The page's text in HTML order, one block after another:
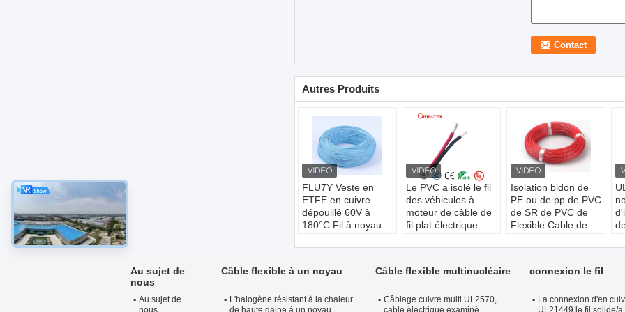
Autres Produits
FLU7Y Veste en
ETFE en cuivre
dépouillé 60V à
180°C Fil à noyau
6722
épaisseur
mm
Le PVC a isolé le fil
des véhicules à
moteur de câble de
fil plat électrique
Conducteur Type:
Isolation:PVC
DÉTERMINÉ
Isolation bidon de
PE ou de pp de PVC
de SR de PVC de
Flexible Cable de
Conducteur:cuivre
nu
UL758&UL1581&CSA
Au sujet de
nous
Au sujet de
nous
Câble flexible à un noyau
L'halogène résistant à la chaleur
de haute gaine à un noyau
Câble flexible multinucléaire
Câblage cuivre multi UL2570,
cable électrique examiné
connexion le fil
La connexion d'en
UL21449 le fil solide/a